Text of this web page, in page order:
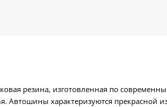
резина, изготовленная по
Автошины характеризуются прекрасной